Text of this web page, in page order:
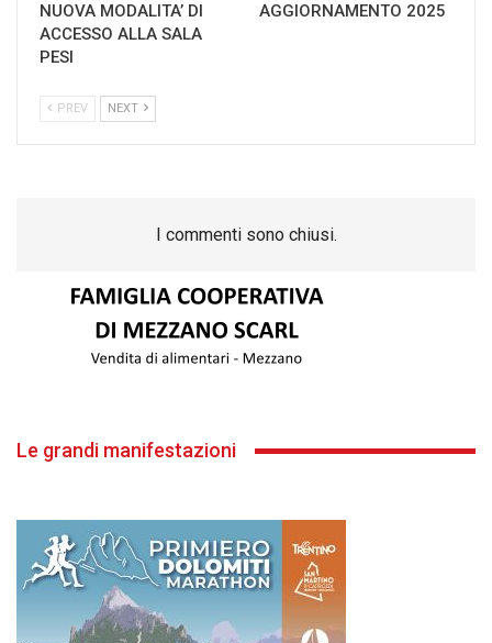
NUOVA MODALITA’ DI
ACCESSO ALLA SALA
PESI
AGGIORNAMENTO 2025
PREV NEXT
I commenti sono chiusi.
Le grandi manifestazioni